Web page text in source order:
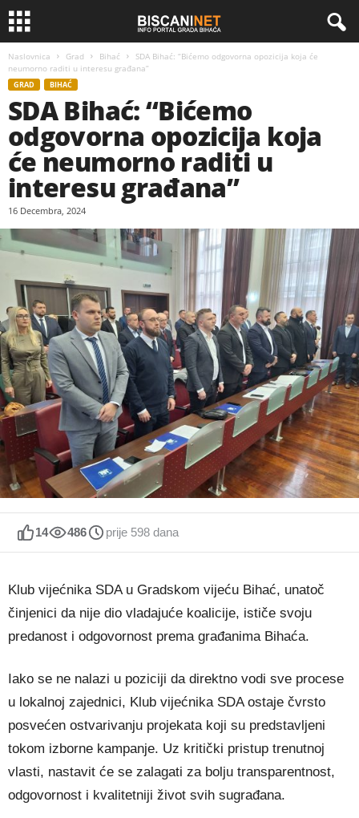
Naslovnica Grad Bihać
SDA Bihać: “Bićemo odgovorna opozicija koja će
neumorno raditi u interesu građana”
GRAD BIHAĆ
SDA Bihać: “Bićemo
odgovorna opozicija koja
će neumorno raditi u
interesu građana”
16 Decembra, 2024
14 486 prije 598 dana
Klub vijećnika SDA u Gradskom vijeću Bihać, unatoč
činjenici da nije dio vladajuće koalicije, ističe svoju
predanost i odgovornost prema građanima Bihaća.
Iako se ne nalazi u poziciji da direktno vodi sve procese
u lokalnoj zajednici, Klub vijećnika SDA ostaje čvrsto
posvećen ostvarivanju projekata koji su predstavljeni
tokom izborne kampanje. Uz kritički pristup trenutnoj
vlasti, nastavit će se zalagati za bolju transparentnost,
odgovornost i kvalitetniji život svih sugrađana.